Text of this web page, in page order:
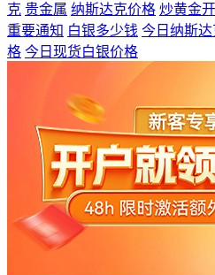
克 贵金属 纳斯达克价格 炒黄金
重要通知 白银多少钱 今日纳斯
格 今日现货白银价格